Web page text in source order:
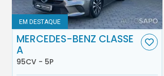
EM DESTAQUE
MERCEDES-BENZ CLASSE
A
95CV - 5P